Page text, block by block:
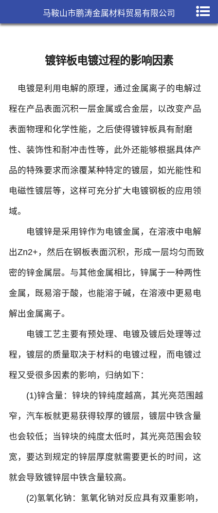
马鞍山市鹏涛金属材料贸易有限公司
镀锌板电镀过程的影响因素
电镀是利用电解的原理，通过金属离子的电解过
程在产品表面沉积一层金属或合金层，以改变产品
表面物理和化学性能，之后使得镀锌板具有耐磨
性、装饰性和耐冲击性等，此外还能够根据具体产
品的特殊要求而涂覆某种特定的镀层，如光能性和
电磁性镀层等，这样可充分扩大电镀钢板的应用领
域。
电镀锌是采用锌作为电镀金属，在溶液中电解
出Zn2+，然后在钢板表面沉积，形成一层均匀而致
密的锌金属层。与其他金属相比，锌属于一种两性
金属，既易溶于酸，也能溶于碱，在溶液中更易电
解出金属离子。
电镀工艺主要有预处理、电镀及镀后处理等过
程，镀层的质量取决于材料的电镀过程，而电镀过
程又受很多因素的影响，归纳如下：
(1)锌含量：锌块的锌纯度越高，其光亮范围越
窄，汽车板就更易获得较厚的镀层，镀层中铁含量
也会较低；当锌块的纯度太低时，其光亮范围会较
宽，要达到规定的锌层厚度就需要更长的时间，这
就会导致镀锌层中铁含量较高。
(2)氢氧化钠：氢氧化钠对反应具有双重影响，